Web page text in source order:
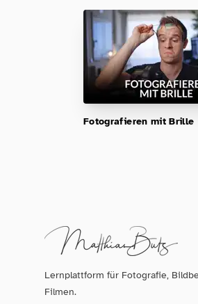
Fotografieren mit Brille
Lernplattform für Fotografie,
Filmen.